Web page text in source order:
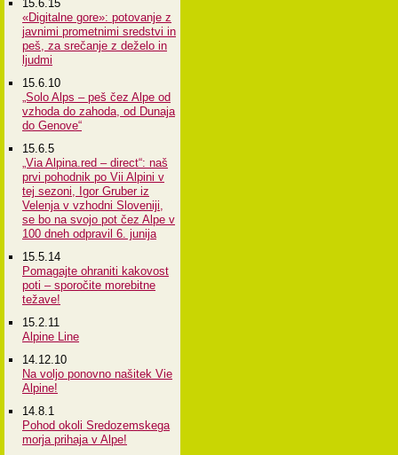
15.6.15
«Digitalne gore»: potovanje z
javnimi prometnimi sredstvi in
peš, za srečanje z deželo in
ljudmi
15.6.10
„Solo Alps – peš čez Alpe od
vzhoda do zahoda, od Dunaja
do Genove“
15.6.5
„Via Alpina.red – direct“: naš
prvi pohodnik po Vii Alpini v
tej sezoni, Igor Gruber iz
Velenja v vzhodni Sloveniji,
se bo na svojo pot čez Alpe v
100 dneh odpravil 6. junija
15.5.14
Pomagajte ohraniti kakovost
poti – sporočite morebitne
težave!
15.2.11
Alpine Line
14.12.10
Na voljo ponovno našitek Vie
Alpine!
14.8.1
Pohod okoli Sredozemskega
morja prihaja v Alpe!